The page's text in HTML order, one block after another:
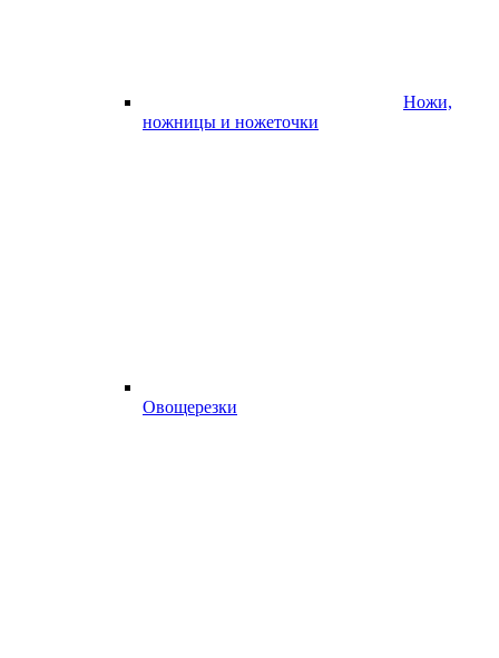
Ножи,
ножницы и ножеточки
Овощерезки